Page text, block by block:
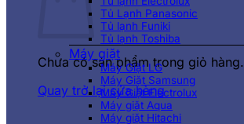
Chưa có sản phẩm trong giỏ hàng.
Quay trở lại cửa hàng
Tủ Lạnh Panasonic
Tủ lạnh Funiki
Tủ lạnh Toshiba
Máy giặt
Máy Giặt LG
Máy Giặt Samsung
Máy Giặt Electrolux
Máy giặt Aqua
Máy giặt Hitachi